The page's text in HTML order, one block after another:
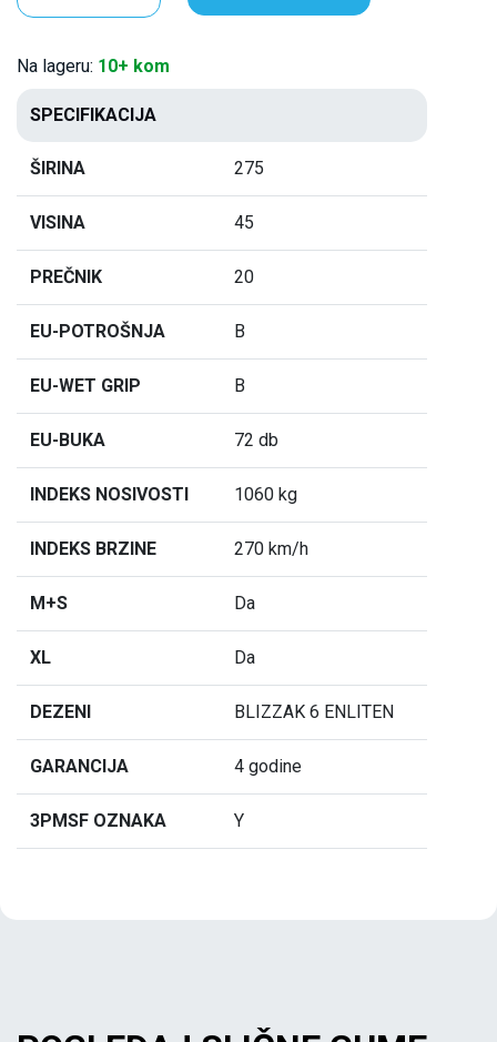
Na lageru: 10+ kom
SPECIFIKACIJA
ŠIRINA 275
VISINA 45
PREČNIK 20
EU-POTROŠNJA B
EU-WET GRIP B
EU-BUKA 72 db
INDEKS NOSIVOSTI 1060 kg
INDEKS BRZINE 270 km/h
M+S Da
XL Da
DEZENI BLIZZAK 6 ENLITEN
GARANCIJA 4 godine
3PMSF OZNAKA Y